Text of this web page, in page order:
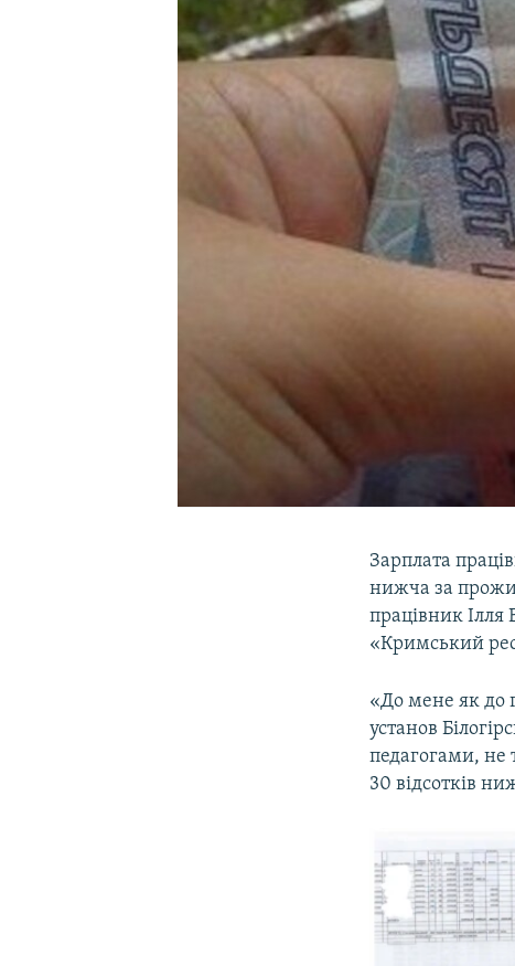
Зарплата
нижча за
працівник Ілля
«Кримський
«До мене як до
установ
педагогами, не
30 відсотків